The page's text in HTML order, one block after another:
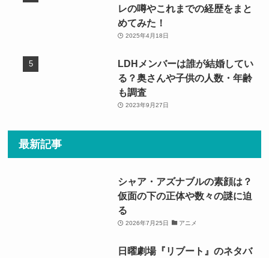
レの噂やこれまでの経歴をまと
めてみた！
2025年4月18日
LDHメンバーは誰が結婚してい
る？奥さんや子供の人数・年齢
も調査
2023年9月27日
最新記事
シャア・アズナブルの素顔は？
仮面の下の正体や数々の謎に迫
る
2026年7月25日 アニメ
日曜劇場『リブート』のネタバ